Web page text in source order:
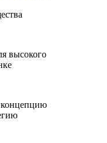
высокого
концепцию